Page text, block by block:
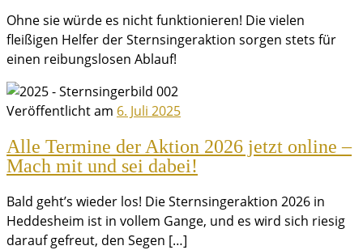
Ohne sie würde es nicht funktionieren! Die vielen
fleißigen Helfer der Sternsingeraktion sorgen stets für
einen reibungslosen Ablauf!
Veröffentlicht am 6. Juli 2025
Alle Termine der Aktion 2026 jetzt online –
Mach mit und sei dabei!
Bald geht’s wieder los! Die Sternsingeraktion 2026 in
Heddesheim ist in vollem Gange, und es wird sich riesig
darauf gefreut, den Segen […]